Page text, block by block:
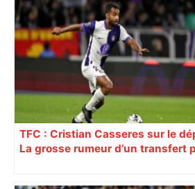
TFC : Cristian Casseres sur le
La grosse rumeur d’un transfert